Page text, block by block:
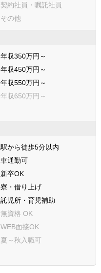
契約社員・嘱託社員
その他
年収350万円～
年収450万円～
年収550万円～
年収650万円～
駅から徒歩5分以内
車通勤可
新卒OK
寮・借り上げ
託児所・育児補助
無資格 OK
WEB面接OK
夏～秋入職可